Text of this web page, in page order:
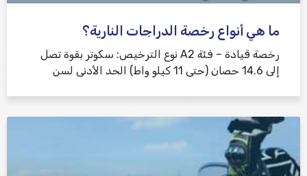
ما هي أنواع رخصة الدراجات النارية؟
رخصة قيادة – فئة A2 نوع الترخيص: سكوتر بقوة تصل
إلى 14.6 حصان (حتى 11 كيلو واط) الحد الأدنى لسن